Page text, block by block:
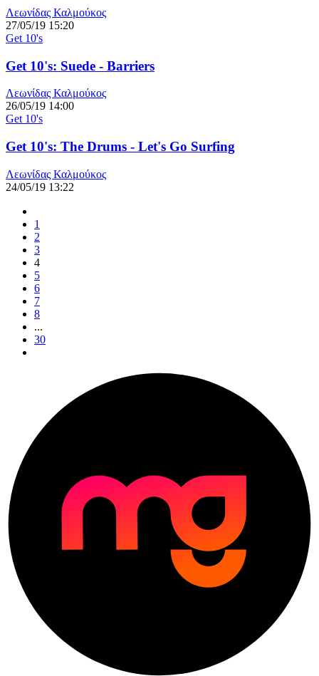
Λεωνίδας Καλμούκος
27/05/19 15:20
Get 10's
Get 10's: Suede - Barriers
Λεωνίδας Καλμούκος
26/05/19 14:00
Get 10's
Get 10's: The Drums - Let's Go Surfing
Λεωνίδας Καλμούκος
24/05/19 13:22
1
2
3
4
5
6
7
8
...
30